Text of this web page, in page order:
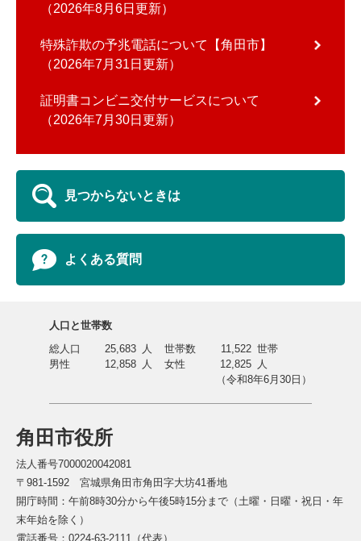
2026年8月6日更新
特殊詐欺の予兆電話について【角田市】
2026年7月31日更新
証明書コンビニ交付サービスについて
2026年7月30日更新
見つからないときは
よくある質問
角田市役所
法人番号7000020042081
〒981-1592 宮城県角田市角田字大坊41番地
開庁時間：午前8時30分から午後5時15分まで（土曜・日曜・祝日・年
末年始を除く）
電話番号：0224-63-2111（代表）
人口と世帯数
総人口
25,683 人 世帯数 11,522 世帯
男性
12,858 人 女性 12,825
人
（令和8年6月30日）